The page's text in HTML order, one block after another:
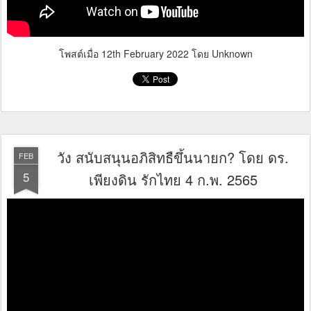
โพสต์เมื่อ 12th February 2022 โดย Unknown
FEB
5
วัง สนับสนุนอภิสิทธืขึ้นนายก? โดย ดร.
เพียงดิน รักไทย 4 ก.พ. 2565